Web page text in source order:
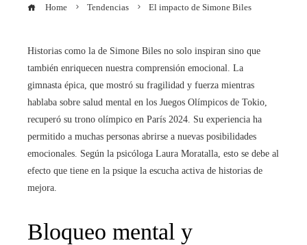
Home Tendencias El impacto de Simone Biles
Historias como la de Simone Biles no solo inspiran sino que
también enriquecen nuestra comprensión emocional. La
gimnasta épica, que mostró su fragilidad y fuerza mientras
hablaba sobre salud mental en los Juegos Olímpicos de Tokio,
recuperó su trono olímpico en París 2024. Su experiencia ha
permitido a muchas personas abrirse a nuevas posibilidades
emocionales. Según la psicóloga Laura Moratalla, esto se debe al
efecto que tiene en la psique la escucha activa de historias de
mejora.
Bloqueo mental y